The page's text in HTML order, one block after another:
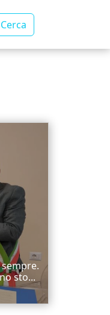
Cerca
sto...